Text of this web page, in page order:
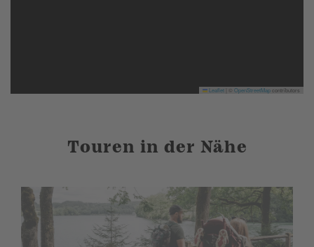
Leaflet OpenStreetMapcontributors
Touren in der Nähe